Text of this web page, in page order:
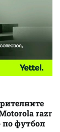
razr
по футбол